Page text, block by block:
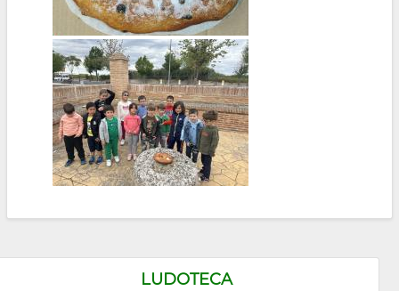
LUDOTECA